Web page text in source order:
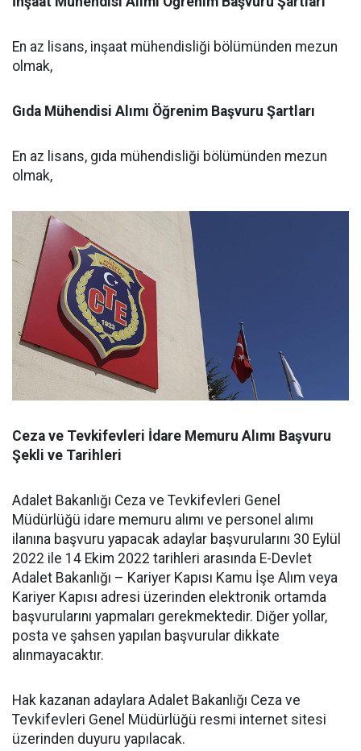
En az lisans, inşaat mühendisliği bölümünden mezun
olmak,
Gıda Mühendisi Alımı Öğrenim Başvuru Şartları
En az lisans, gıda mühendisliği bölümünden mezun
olmak,
Ceza ve Tevkifevleri İdare Memuru Alımı Başvuru
Şekli ve Tarihleri
Adalet Bakanlığı Ceza ve Tevkifevleri Genel
Müdürlüğü idare memuru alımı ve personel alımı
ilanına başvuru yapacak adaylar başvurularını 30 Eylül
2022 ile 14 Ekim 2022 tarihleri arasında E-Devlet
Adalet Bakanlığı – Kariyer Kapısı Kamu İşe Alım veya
Kariyer Kapısı adresi üzerinden elektronik ortamda
başvurularını yapmaları gerekmektedir. Diğer yollar,
posta ve şahsen yapılan başvurular dikkate
alınmayacaktır.
Hak kazanan adaylara Adalet Bakanlığı Ceza ve
Tevkifevleri Genel Müdürlüğü resmi internet sitesi
üzerinden duyuru yapılacak.